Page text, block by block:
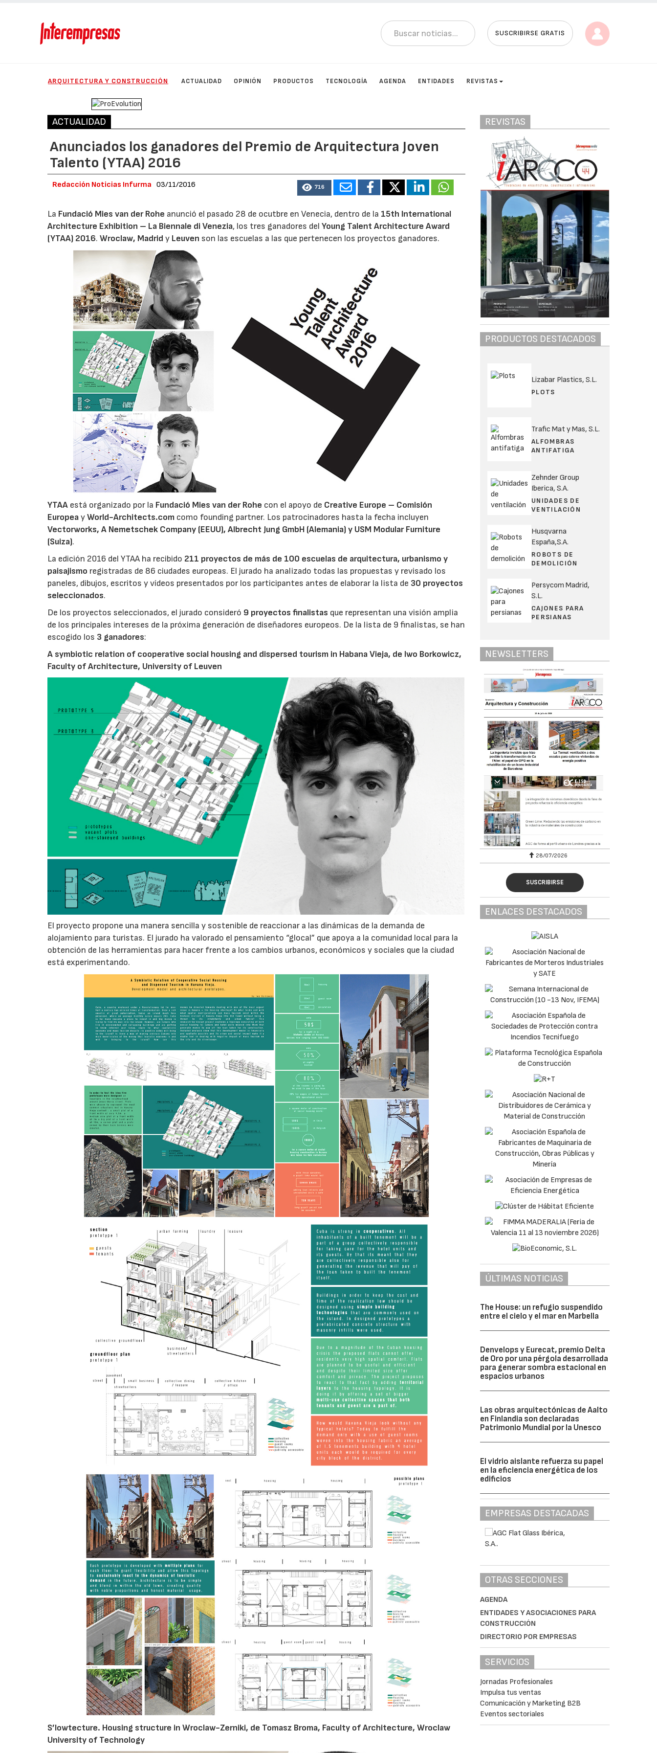
SUSCRIBIRSE GRATIS
ARQUITECTURA Y CONSTRUCCIÓN ACTUALIDAD OPINIÓN PRODUCTOS TECNOLOGÍA AGENDA ENTIDADES REVISTAS
ACTUALIDAD
Anunciados los ganadores del Premio de Arquitectura Joven
Talento (YTAA) 2016
Redacción Noticias Infurma 03/11/2016 716
La Fundació Mies van der Rohe anunció el pasado 28 de ocutbre en Venecia, dentro de la 15th International
Architecture Exhibition – La Biennale di Venezia, los tres ganadores delYoung Talent Architecture Award
(YTAA) 2016.Wroclaw, Madridy Leuven son las escuelas a las que pertenecen los proyectos ganadores.
YTAA está organizado por la Fundació Mies van der Rohe con el apoyo de Creative Europe – Comisión
EuropeayWorld-Architects.com como founding partner. Los patrocinadores hasta la fecha incluyen
Vectorworks, A Nemetschek Company (EEUU), Albrecht Jung GmbH (Alemania) y USM Modular Furniture
(Suiza).
La edición 2016 del YTAA ha recibido 211 proyectos de más de 100 escuelas de arquitectura, urbanismo y
paisajismo registradas de 86 ciudades europeas. El jurado ha analizado todas las propuestas y revisado los
paneles, dibujos, escritos y vídeos presentados por los participantes antes de elaborar la lista de 30 proyectos
seleccionados.
De los proyectos seleccionados, el jurado consideró 9 proyectos finalistas que representan una visión amplia
de los principales intereses de la próxima generación de diseñadores europeos. De la lista de 9 finalistas, se han
escogido los 3 ganadores:
A symbiotic relation of cooperative social housing and dispersed tourism in Habana Vieja, de Iwo Borkowicz,
Faculty of Architecture, University of Leuven
El proyecto propone una manera sencilla y sostenible de reaccionar a las dinámicas de la demanda de
alojamiento para turistas. El jurado ha valorado el pensamiento “glocal” que apoya a la comunidad local para la
obtención de las herramientas para hacer frente a los cambios urbanos, económicos y sociales que la ciudad
está experimentando.
S’lowtecture. Housing structure in Wroclaw-Zerniki, de Tomasz Broma, Faculty of Architecture, Wroclaw
University of Technology
REVISTAS
PRODUCTOS DESTACADOS
Lizabar Plastics, S.L.
PLOTS
Trafic Mat y Mas, S.L.
ALFOMBRAS
ANTIFATIGA
Zehnder Group
Iberica, S.A.
UNIDADES DE
VENTILACIÓN
Husqvarna
España,S.A.
ROBOTS DE
DEMOLICIÓN
Persycom Madrid,
S.L.
CAJONES PARA
PERSIANAS
NEWSLETTERS
30/07/2026 28/07/2026
SUSCRIBIRSE
ENLACES DESTACADOS
ÚLTIMAS NOTICIAS
The House: un refugio suspendido
entre el cielo y el mar en Marbella
Denvelops y Eurecat, premio Delta
de Oro por una pérgola desarrollada
para generar sombra estacional en
espacios urbanos
Las obras arquitectónicas de Aalto
en Finlandia son declaradas
Patrimonio Mundial por la Unesco
El vidrio aislante refuerza su papel
en la eficiencia energética de los
edificios
EMPRESAS DESTACADAS
OTRAS SECCIONES
AGENDA
ENTIDADES Y ASOCIACIONES PARA
CONSTRUCCIÓN
DIRECTORIO POR EMPRESAS
SERVICIOS
Jornadas Profesionales
Impulsa tus ventas
Comunicación y Marketing B2B
Eventos sectoriales